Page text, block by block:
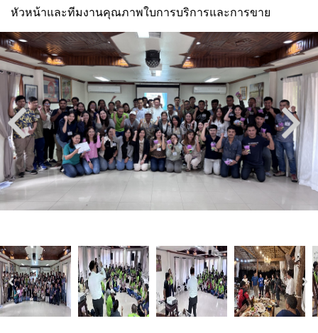
หัวหน้าและทีมงานคุณภาพใบการบริการและการขาย